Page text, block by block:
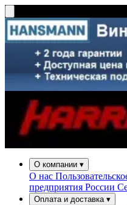
О компании ▾
О нас
предприятия России
Оплата и доставка ▾